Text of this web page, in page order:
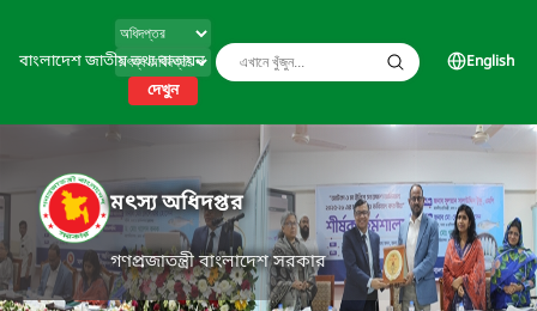
বাংলাদেশ জাতীয় তথ্য বাতায়ন
দেখুন
English
মৎস্য অধিদপ্তর
গণপ্রজাতন্ত্রী বাংলাদেশ সরকার